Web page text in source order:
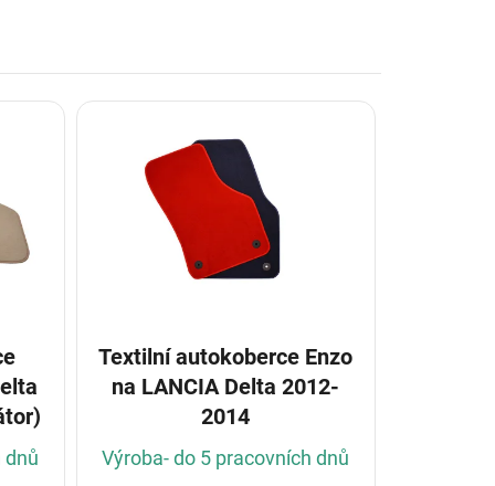
dnů
Textilní autokoberce Enzo
na LANCIA Delta 2012-
2014
Výroba- do 5 pracovních dnů